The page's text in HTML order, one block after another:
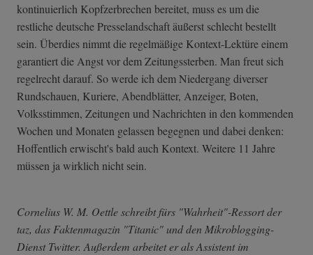
kontinuierlich Kopfzerbrechen bereitet, muss es um die
restliche deutsche Presselandschaft äußerst schlecht bestellt
sein. Überdies nimmt die regelmäßige Kontext-Lektüre einem
garantiert die Angst vor dem Zeitungssterben. Man freut sich
regelrecht darauf. So werde ich dem Niedergang diverser
Rundschauen, Kuriere, Abendblätter, Anzeiger, Boten,
Volksstimmen, Zeitungen und Nachrichten in den kommenden
Wochen und Monaten gelassen begegnen und dabei denken:
Hoffentlich erwischt's bald auch Kontext. Weitere 11 Jahre
müssen ja wirklich nicht sein.
Cornelius W. M. Oettle schreibt fürs "Wahrheit"-Ressort der
taz, das Faktenmagazin "Titanic" und den Mikroblogging-
Dienst Twitter. Außerdem arbeitet er als Assistent im